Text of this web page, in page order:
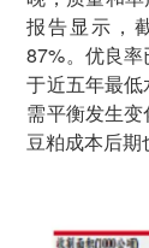
报告显示，
87%。优良
于近五年最
需平衡发生
豆粕成本后期